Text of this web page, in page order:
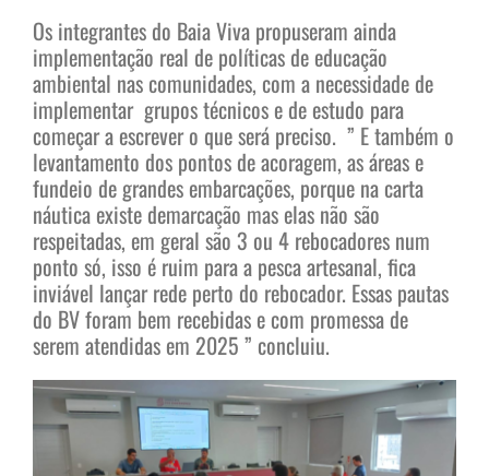
Os integrantes do Baia Viva propuseram ainda
implementação real de políticas de educação
ambiental nas comunidades, com a necessidade de
implementar grupos técnicos e de estudo para
começar a escrever o que será preciso. ” E também o
levantamento dos pontos de acoragem, as áreas e
fundeio de grandes embarcações, porque na carta
náutica existe demarcação mas elas não são
respeitadas, em geral são 3 ou 4 rebocadores num
ponto só, isso é ruim para a pesca artesanal, fica
inviável lançar rede perto do rebocador. Essas pautas
do BV foram bem recebidas e com promessa de
serem atendidas em 2025 ” concluiu.